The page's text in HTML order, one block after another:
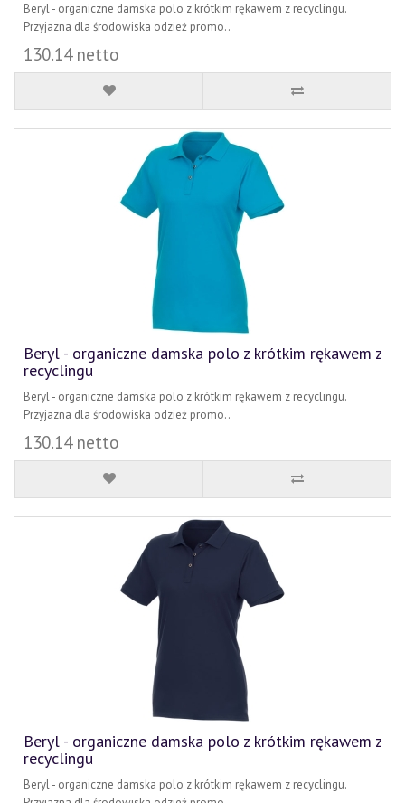
Beryl - organiczne damska polo z krótkim rękawem z recyclingu.
Przyjazna dla środowiska odzież promo..
130.14 netto
Beryl - organiczne damska polo z krótkim rękawem z
recyclingu
Beryl - organiczne damska polo z krótkim rękawem z recyclingu.
Przyjazna dla środowiska odzież promo..
130.14 netto
Beryl - organiczne damska polo z krótkim rękawem z
recyclingu
Beryl - organiczne damska polo z krótkim rękawem z recyclingu.